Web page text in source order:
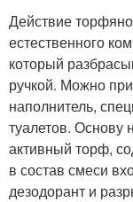
Действие
естественного
который
ручкой. Можно
наполнитель,
туалетов. Основу
активный торф,
в состав смеси
дезодорант и